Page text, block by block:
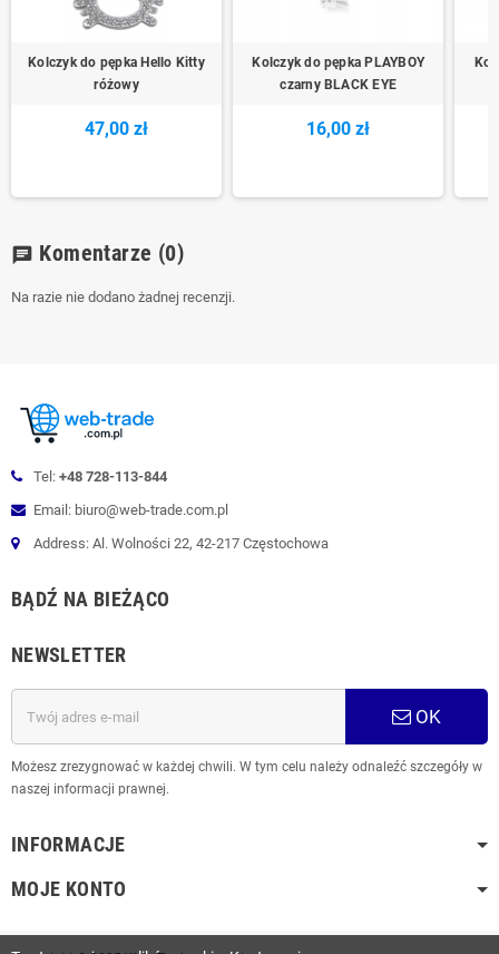
Kolczyk do pępka Hello Kitty
różowy
47,00 zł
Kolczyk do pępka PLAYBOY
czarny BLACK EYE
16,00 zł
chat Komentarze (0)
Na razie nie dodano żadnej recenzji.
Tel: +48 728-113-844
Email: biuro@web-trade.com.pl
Address: Al. Wolności 22, 42-217 Częstochowa
BĄDŹ NA BIEŻĄCO
NEWSLETTER
OK
Możesz zrezygnować w każdej chwili. W tym celu należy odnaleźć szczegóły w
naszej informacji prawnej.
INFORMACJE
MOJE KONTO